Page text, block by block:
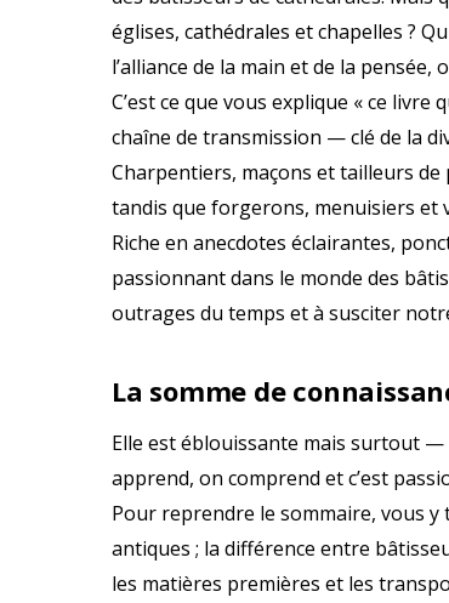
églises, cathédrales et chapelles ?
l’alliance de la main et de la pensée,
C’est ce que vous explique « ce
chaîne de transmission — clé de la
Charpentiers, maçons et tailleurs
tandis que forgerons, menuisiers et
Riche en anecdotes éclairantes,
passionnant dans le monde des
outrages du temps et à susciter
La somme de
Elle est éblouissante mais surtout —
apprend, on comprend et c’est
Pour reprendre le sommaire, vous
antiques ; la différence entre
les matières premières et les